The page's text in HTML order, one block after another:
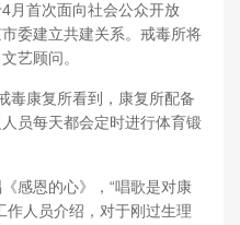
月首次面向社会公众开放
委建立共建关系。戒毒所将
艺顾问。
毒康复所看到，康复所配备
员每天都会定时进行体育锻
感恩的心》，“唱歌是对康
作人员介绍，对于刚过生理